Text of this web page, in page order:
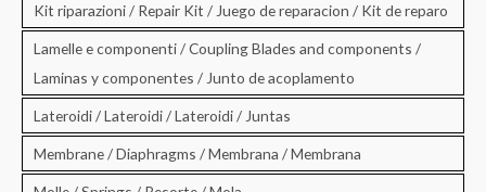
Kit riparazioni / Repair Kit / Juego de reparacion / Kit de reparo
Lamelle e componenti / Coupling Blades and components /
Laminas y componentes / Junto de acoplamento
Lateroidi / Lateroidi / Lateroidi / Juntas
Membrane / Diaphragms / Membrana / Membrana